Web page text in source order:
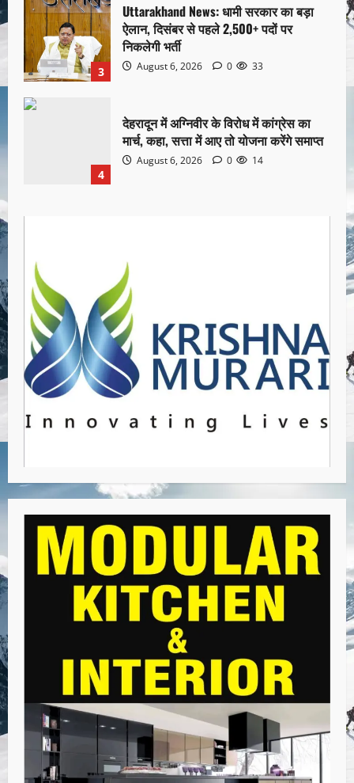
3
Uttarakhand News: धामी सरकार का बड़ा
ऐलान, दिसंबर से पहले 2,500+ पदों पर
निकलेगी भर्ती
August 6, 2026 0 33
4
देहरादून में अग्निवीर के विरोध में कांग्रेस का
मार्च, कहा, सत्ता में आए तो योजना करेंगे समाप्त
August 6, 2026 0 14